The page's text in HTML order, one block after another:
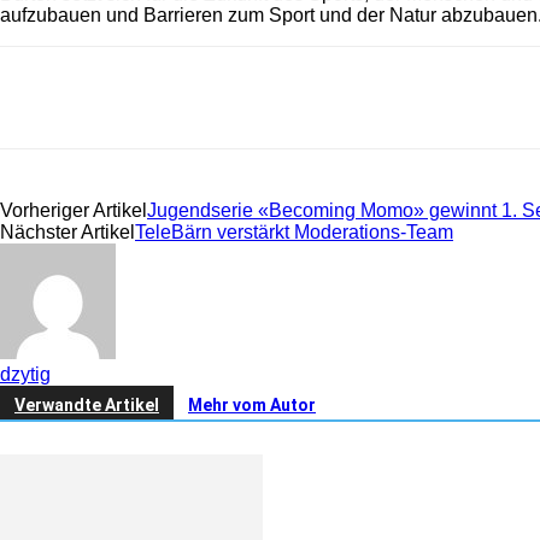
aufzubauen und Barrieren zum Sport und der Natur abzubauen.
Vorheriger Artikel Jugendserie «Becoming Momo» gewinnt 1.
Nächster Artikel TeleBärn verstärkt Moderations-Team
dzytig
Verwandte Artikel Mehr vom Autor